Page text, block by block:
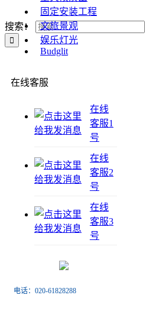
搜索：
固定安装工程
文旅景观
娱乐灯光
Budglit
在线客服
在线
客服1
号
在线
客服2
号
在线
客服3
号
电话：020-61828288